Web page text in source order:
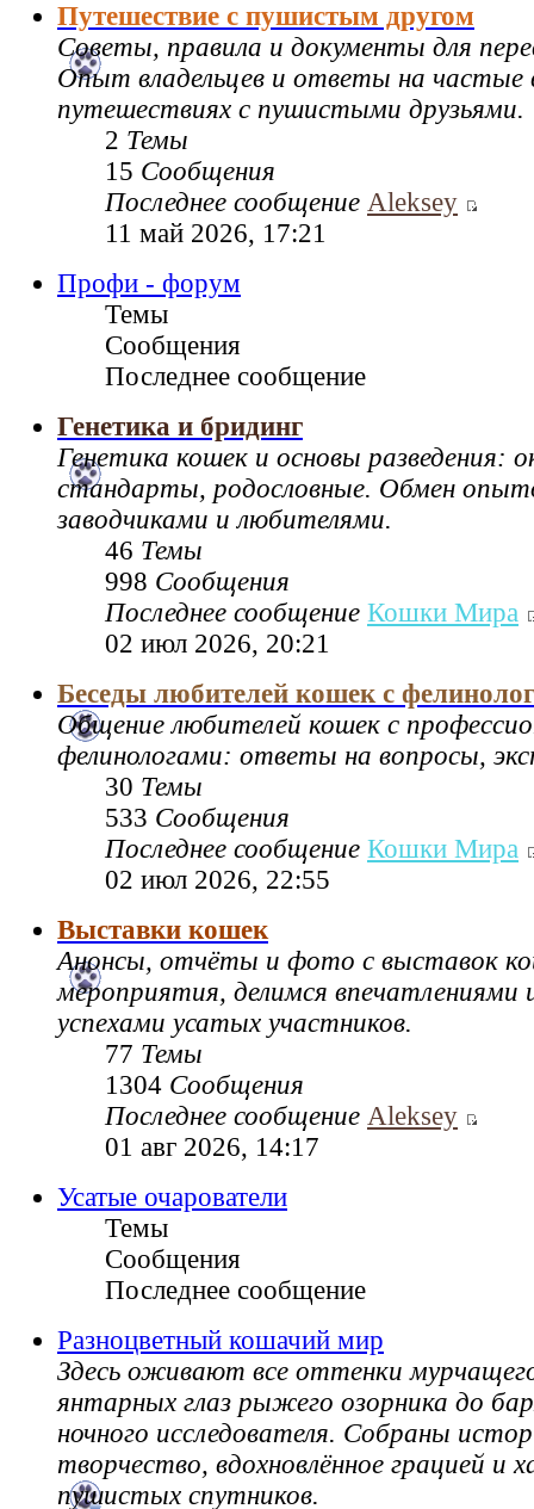
Путешествие с пушистым другом
Советы, правила и документы для
Опыт владельцев и ответы на частые
путешествиях с пушистыми друзьями.
2 Темы
15 Сообщения
Последнее сообщение Aleksey
11 май 2026, 17:21
Профи - форум
Темы
Сообщения
Последнее сообщение
Генетика и бридинг
Генетика кошек и основы разведения:
стандарты, родословные. Обмен
заводчиками и любителями.
46 Темы
998 Сообщения
Последнее сообщение Кошки Мира
02 июл 2026, 20:21
Беседы любителей кошек с
Общение любителей кошек с
фелинологами: ответы на вопросы,
30 Темы
533 Сообщения
Последнее сообщение Кошки Мира
02 июл 2026, 22:55
Выставки кошек
Анонсы, отчёты и фото с выставок
мероприятия, делимся впечатлениями
успехами усатых участников.
77 Темы
1304 Сообщения
Последнее сообщение Aleksey
01 авг 2026, 14:17
Усатые очарователи
Темы
Сообщения
Последнее сообщение
Разноцветный кошачий мир
Здесь оживают все оттенки
янтарных глаз рыжего озорника до
ночного исследователя. Собраны
творчество, вдохновлённое грацией и
пушистых спутников.